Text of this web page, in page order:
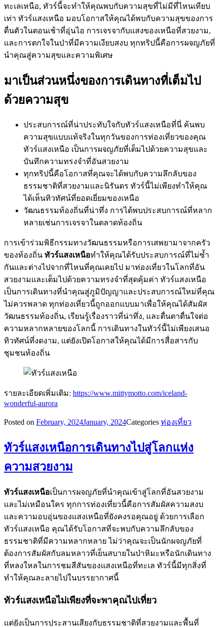
ทะเลเหนือ, ทัวร์นี้จะทำให้คุณพบกับความสุขที่ไม่มีที่ไหนเทียบ
เท่า ทัวร์แสงเหนือ มอบโอกาสให้คุณได้พบกับความสุขของการ
ตื่นตัวในตอนเช้าที่อุ่นไอ การเจรจากับแสงของเหนือที่สวยงาม,
และการตกใจในป่าที่มีความเงียบสงบ ทุกทริปนี้คือการผจญภัยที่
นำคุณสู่ความสุขและความพิเศษ
มาเป็นส่วนหนึ่งของการเดินทางที่เต็มไป
ด้วยความสุข
ประสบการณ์ที่น่าประทับใจกับทัวร์แสงเหนือที่นี่ ค้นพบ
ความสุขแบบแท้จริงในทุกวันของการท่องเที่ยวของคุณ
ทัวร์แสงเหนือ เป็นการผจญภัยที่เต็มไปด้วยความสุขและ
บันทึกความทรงจำที่อันสวยงาม
ทุกทริปนี้คือโอกาสที่คุณจะได้พบกับความลึกลับของ
ธรรมชาติที่สวยงามและนิรันดร ทัวร์นี้ไม่เพียงทำให้คุณ
ได้เห็นทิวทัศน์ที่ยอดเยี่ยมของเหนือ
วัฒนธรรมท้องถิ่นที่น่าทึ่ง การได้พบประสบการณ์ที่หลาก
หลายเช่นการเจรจาในตลาดท้องถิ่น
การเข้าร่วมพิธีกรรมทางวัฒนธรรมหรือการเสพยามาจากครัว
ของท้องถิ่น ทัวร์แสงเหนือทำให้คุณได้รับประสบการณ์ที่ไม่ซ้ำ
กันและต่างไปจากที่ไหนที่คุณเคยไป มาท่องเที่ยวในโลกที่อัน
สวยงามและเต็มไปด้วยความทรงจำที่สุดคุ้มค่า ทัวร์แสงเหนือ
เป็นการเดินทางที่นำคุณสู่ภูมิปัญญาและประสบการณ์ใหม่ที่คุณ
ไม่ควรพลาด ทุกท่องเที่ยวนี้ถูกออกแบบมาเพื่อให้คุณได้สัมผัส
วัฒนธรรมท้องถิ่น, เรียนรู้เรื่องราวที่น่าทึ่ง, และตื่นตาตื่นใจต่อ
ความหลากหลายของโลกนี้ การเดินทางในทัวร์นี้ไม่เพียงเสนอ
ทิวทัศน์ที่งดงาม, แต่ยังเปิดโอกาสให้คุณได้มีการสื่อสารกับ
ชุมชนท้องถิ่น
รายละเอียดเพิ่มเติม: https://www.mittymotto.com/iceland-
wonderful-aurora
Posted on February, 2024January, 2024Categories ท่องเที่ยว
ทัวร์แสงเหนือการเดินทางไปสู่โลกแห่ง
ความสวยงาม
ทัวร์แสงเหนือเป็นการผจญภัยที่นำคุณเข้าสู่โลกที่อันสวยงาม
และไม่เหมือนใคร ทุกการท่องเที่ยวนี้คือการสัมผัสความสงบ
และความอบอุ่นของแสงเหนือที่ยังคงรอคุณอยู่ ด้วยการเลือก
ทัวร์แสงเหนือ คุณได้รับโอกาสที่จะพบกับความลึกลับของ
ธรรมชาติที่มีความหลากหลาย ไม่ว่าคุณจะเป็นนักผจญภัยที่
ต้องการสัมผัสกับลมหลาวที่เย็นสบายในป่าหิมะหรือนักเดินทาง
ที่หลงใหลในการชมสีสันของแสงเหนือที่ทะเล ทัวร์นี้มีทุกสิ่งที่
ทำให้คุณละลายไปในบรรยากาศนี้
ทัวร์แสงเหนือไม่เพียงที่จะพาคุณไปเที่ยว
แต่ยังเป็นการประสานเสียงกับธรรมชาติที่สวยงามและพื้นที่